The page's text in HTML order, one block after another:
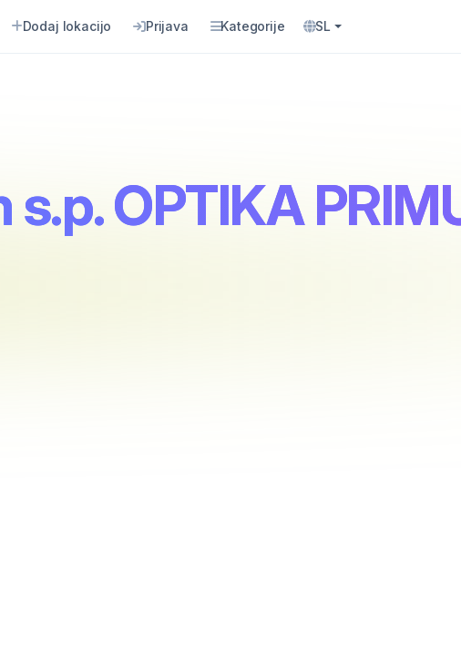
Dodaj lokacijo Prijava Kategorije SL
OPTIKA